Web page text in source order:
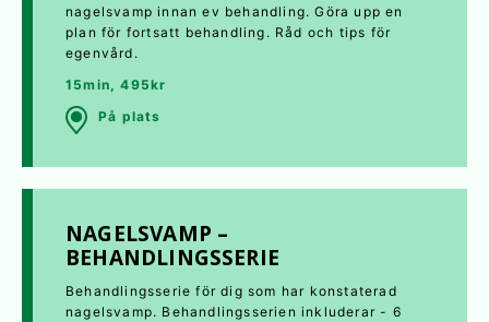
nagelsvamp innan ev behandling. Göra upp en
plan för fortsatt behandling. Råd och tips för
egenvård.
15min, 495kr
På plats
NAGELSVAMP –
BEHANDLINGSSERIE
Behandlingsserie för dig som har konstaterad
nagelsvamp. Behandlingsserien inkluderar - 6